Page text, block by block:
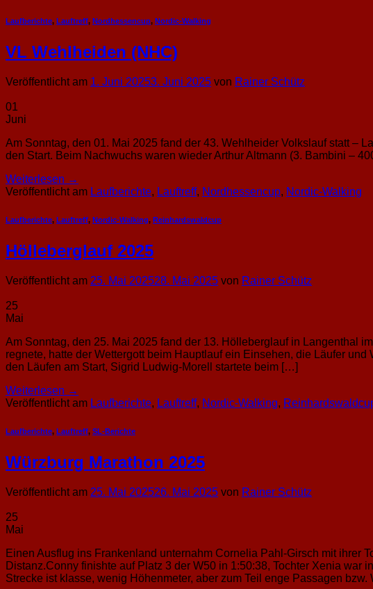
Laufberichte, Lauftreff, Nordhessencup, Nordic-Walking
VL Wehlheiden (NHC)
Veröffentlicht am 1. Juni 20253. Juni 2025 von Rainer Schütz
01
Juni
Am Sonntag, den 01. Mai 2025 fand der 43. Wehlheider Volkslauf statt –
den Start. Beim Nachwuchs waren wieder Arthur Altmann (3. Bambini –
Weiterlesen →
Veröffentlicht am Laufberichte, Lauftreff, Nordhessencup, Nordic-Walking
Laufberichte, Lauftreff, Nordic-Walking, Reinhardswaldcup
Hölleberglauf 2025
Veröffentlicht am 25. Mai 202528. Mai 2025 von Rainer Schütz
25
Mai
Am Sonntag, den 25. Mai 2025 fand der 13. Hölleberglauf in Langenthal
regnete, hatte der Wettergott beim Hauptlauf ein Einsehen, die Läufer
den Läufen am Start, Sigrid Ludwig-Morell startete beim […]
Weiterlesen →
Veröffentlicht am Laufberichte, Lauftreff, Nordic-Walking,
Laufberichte, Lauftreff, SL-Berichte
Würzburg Marathon 2025
Veröffentlicht am 25. Mai 202526. Mai 2025 von Rainer Schütz
25
Mai
Einen Ausflug ins Frankenland unternahm Cornelia Pahl-Girsch mit ihrer
Distanz.Conny finishte auf Platz 3 der W50 in 1:50:38, Tochter Xenia
Strecke ist klasse, wenig Höhenmeter, aber zum Teil enge Passagen bzw.